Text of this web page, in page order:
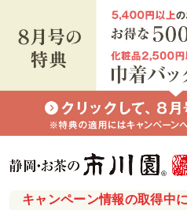
キャンペーン情報の取得中